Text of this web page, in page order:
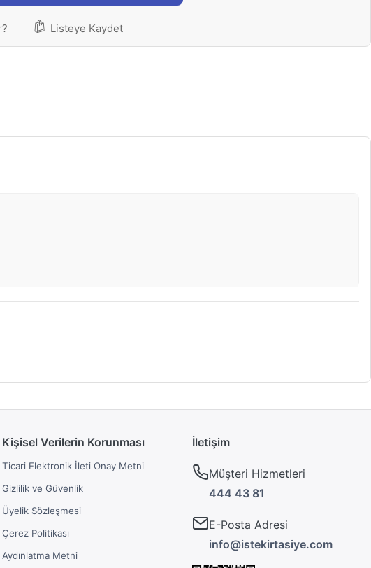
Listeye Kaydet
Kişisel Verilerin Korunması
Ticari Elektronik İleti Onay Metni
Gizlilik ve Güvenlik
Üyelik Sözleşmesi
Çerez Politikası
Aydınlatma Metni
İletişim
Müşteri Hizmetleri
444 43 81
E-Posta Adresi
info@istekirtasiye.com